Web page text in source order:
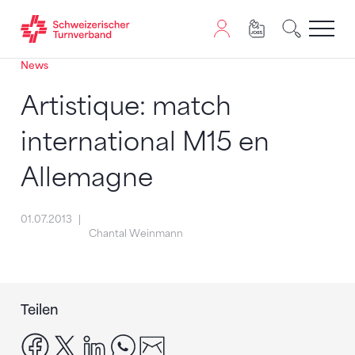
Zum Inhalt springen
Zur Sitemap navigieren
Zum Navigieren dieser Seite wird JavaScript benötigt.
News
Artistique: match
international M15 en
Allemagne
01.07.2013
Chantal Weinmann
Teilen
facebook
x linkedinwhatsapp